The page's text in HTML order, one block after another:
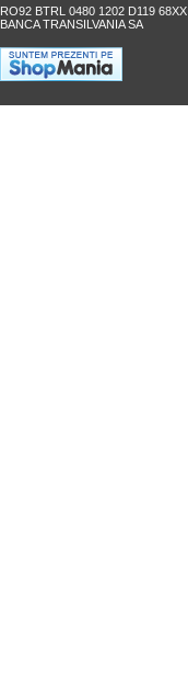
RO92 BTRL 0480 1202 D119 68XX
BANCA TRANSILVANIA SA